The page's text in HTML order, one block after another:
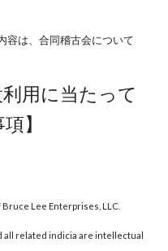
は、合同稽古会について
利用に当たって
】
Lee Enterprises, LLC.
all related indicia are intellectual